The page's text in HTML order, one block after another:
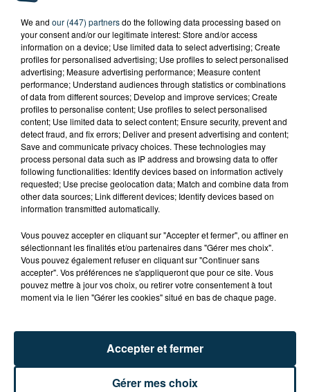
DANS LA LOIRE Voir plus
Basket : roster, calendrier... le point
sur le SCABB
We and our (447) partnersdo the following data processing based on
your consent and/or our legitimate interest: Store and/or access
information on a device; Use limited data to select advertising; Create
profiles for personalised advertising; Use profiles to select personalised
advertising; Measure advertising performance; Measure content
performance; Understand audiences through statistics or combinations
of data from different sources; Develop and improve services; Create
profiles to personalise content; Use profiles to select personalised
content; Use limited data to select content; Ensure security, prevent and
detect fraud, and fix errors; Deliver and present advertising and content;
Save and communicate privacy choices. These technologies may
process personal data such as IP address and browsing data to offer
following functionalities: Identify devices based on information actively
requested; Use precise geolocation data; Match and combine data from
other data sources; Link different devices; Identify devices based on
information transmitted automatically.
Vous pouvez accepter en cliquant sur "Accepter et fermer", ou affiner en
sélectionnant les finalités et/ou partenaires dans "Gérer mes choix".
Vous pouvez également refuser en cliquant sur "Continuer sans
accepter". Vos préférences ne s'appliqueront que pour ce site. Vous
pouvez mettre à jour vos choix, ou retirer votre consentement à tout
moment via le lien "Gérer les cookies" situé en bas de chaque page.
Gérer mes choix
Accepter et fermer